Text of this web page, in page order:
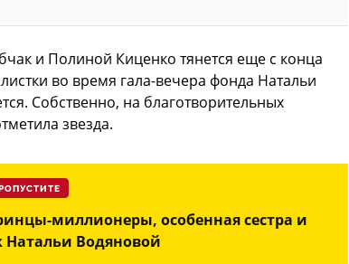
и Полиной Киценко тянется еще с конца
во время гала-вечера фонда Натальи
Собственно, на благотворительных
звезда.
миллионеры, особенная сестра и
Натальи Водяновой